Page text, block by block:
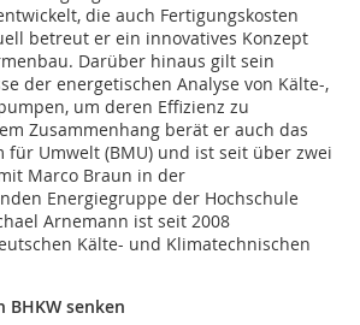
die auch Fertigungskosten
betreut er ein innovatives Konzept
Darüber hinaus gilt sein
der energetischen Analyse von Kälte-,
um deren Effizienz zu
Zusammenhang berät er auch das
für Umwelt (BMU) und ist seit über zwei
Marco Braun in der
Energiegruppe der Hochschule
Arnemann ist seit 2008
Kälte- und Klimatechnischen
senken